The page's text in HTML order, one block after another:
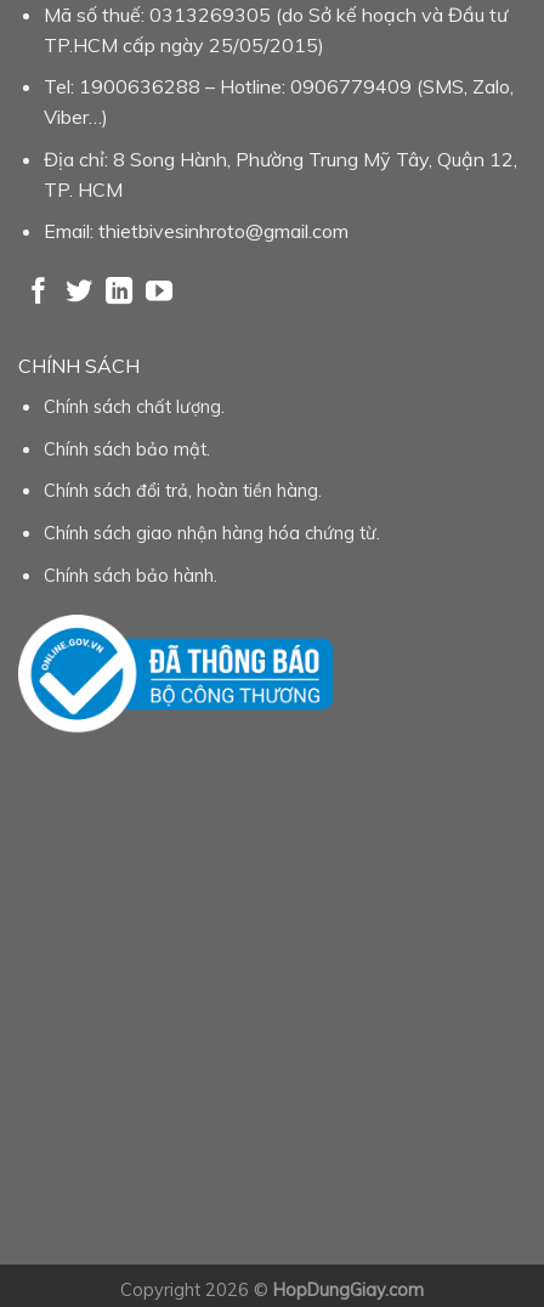
Mã số thuế: 0313269305 (do Sở kế hoạch và Đầu tư
TP.HCM cấp ngày 25/05/2015)
Tel: 1900636288 – Hotline: 0906779409 (SMS, Zalo,
Viber…)
Địa chỉ: 8 Song Hành, Phường Trung Mỹ Tây, Quận 12,
TP. HCM
Email: thietbivesinhroto@gmail.com
CHÍNH SÁCH
Chính sách chất lượng.
Chính sách bảo mật.
Chính sách đổi trả, hoàn tiền hàng.
Chính sách giao nhận hàng hóa chứng từ.
Chính sách bảo hành.
Copyright 2026 © HopDungGiay.com